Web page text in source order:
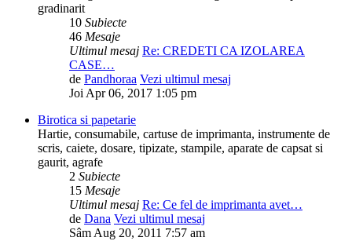
gradinarit
10 Subiecte
46 Mesaje
Ultimul mesaj Re: CREDETI CA IZOLAREA
CASE…
de Pandhoraa Vezi ultimul mesaj
Joi Apr 06, 2017 1:05 pm
Birotica si papetarie
Hartie, consumabile, cartuse de imprimanta, instrumente de
scris, caiete, dosare, tipizate, stampile, aparate de capsat si
gaurit, agrafe
2 Subiecte
15 Mesaje
Ultimul mesaj Re: Ce fel de imprimanta avet…
de Dana Vezi ultimul mesaj
Sâm Aug 20, 2011 7:57 am